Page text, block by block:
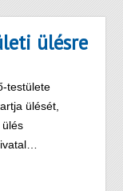
ülésre
testülete
ülését,
ülés